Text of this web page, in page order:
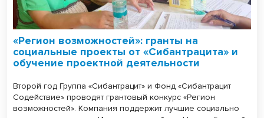
«Регион возможностей»: гранты на
социальные проекты от «Сибантрацита» и
обучение проектной деятельности
Второй год Группа «Сибантрацит» и Фонд «Сибантрацит
Содействие» проводят грантовый конкурс «Регион
возможностей». Компания поддержит лучшие социально